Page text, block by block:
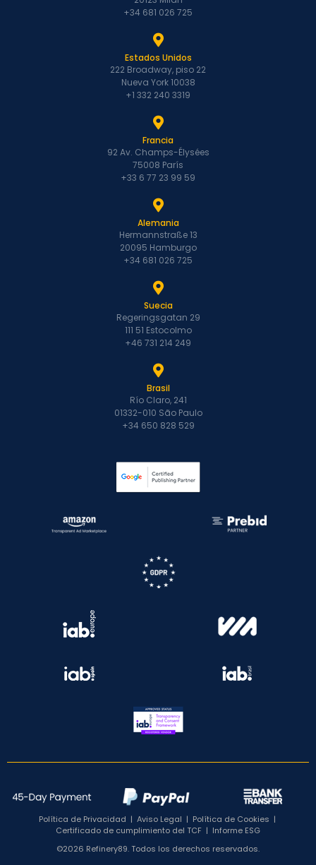
+34 681 026 725
Estados Unidos
222 Broadway, piso 22
Nueva York 10038
+1 332 240 3319
Francia
92 Av. Champs-Élysées
75008 París
+33 6 77 23 99 59
Alemania
Hermannstraße 13
20095 Hamburgo
+34 681 026 725
Suecia
Regeringsgatan 29
111 51 Estocolmo
+46 731 214 249
Brasil
Río Claro, 241
01332-010 São Paulo
+34 650 828 529
Política de Privacidad | Aviso Legal | Política de Cookies |
Certificado de cumplimiento del TCF | Informe ESG
©2026 Refinery89. Todos los derechos reservados.